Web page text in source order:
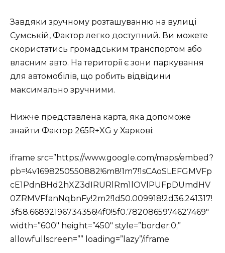
Завдяки зручному розташуванню на вулиці
Сумській, Фактор легко доступний. Ви можете
скористатись громадським транспортом або
власним авто. На території є зони паркування
для автомобілів, що робить відвідини
максимально зручними.
Нижче представлена карта, яка допоможе
знайти Фактор 265R+XG у Харкові:
iframe src=”https://www.google.com/maps/embed?
pb=!4v1698250550882!6m8!1m7!1sCAoSLEFGMVFp
cE1PdnBHd2hXZ3dIRURlRm1lOVlPUFpDUmdHV
0ZRMVFfanNqbnFy!2m2!1d50.009918!2d36.241317!
3f58.66892196734356!4f0!5f0.7820865974627469″
width=”600″ height=”450″ style=”border:0;”
allowfullscreen=”” loading=”lazy”/iframe